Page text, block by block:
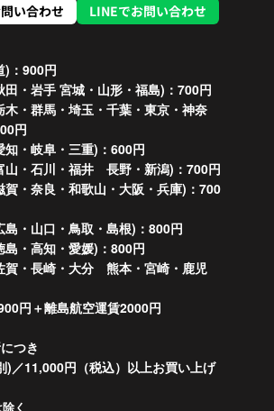
い合わせ
LINEでお問い合わせ
)：900円
田・岩手 宮城・山形・福島)：700円
木・群馬・埼玉・千葉・東京・神奈
円
知・岐阜・三重)：600円
山・石川・福井 長野・新潟)：700円
賀・奈良・和歌山・大阪・兵庫)：700
島・山口・鳥取・島根)：800円
島・高知・愛媛)：800円
賀・長崎・大分 熊本・宮崎・鹿児
円＋離島航空運賃2000円
つき
)／11,000円（税込）以上お買い上げ
く